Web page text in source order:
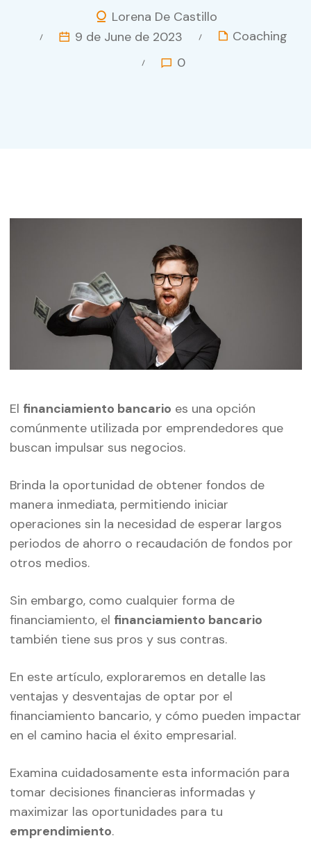
Lorena De Castillo
9 de June de 2023
Coaching
0
El financiamiento bancario es una opción
comúnmente utilizada por emprendedores que
buscan impulsar sus negocios.
Brinda la oportunidad de obtener fondos de
manera inmediata, permitiendo iniciar
operaciones sin la necesidad de esperar largos
periodos de ahorro o recaudación de fondos por
otros medios.
Sin embargo, como cualquier forma de
financiamiento, el financiamiento bancario
también tiene sus pros y sus contras.
En este artículo, exploraremos en detalle las
ventajas y desventajas de optar por el
financiamiento bancario, y cómo pueden impactar
en el camino hacia el éxito empresarial.
Examina cuidadosamente esta información para
tomar decisiones financieras informadas y
maximizar las oportunidades para tu
emprendimiento.